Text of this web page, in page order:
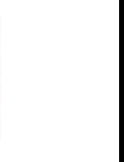
khác nhau ở điểm
C636D, khác nắp: DT2
tiêu chuẩn), DT8 kèm
êm hơn, thiết kế hiện đại
nâng cấp lên Washlet
tương thích với một
của TOTO. Liên hệ tư
kiểm tra thế nào?
sàn đến mặt tường